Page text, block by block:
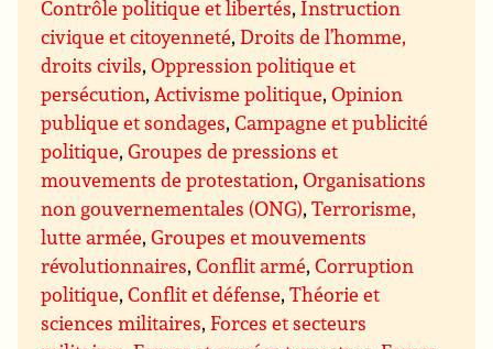
Contrôle politique et libertés, Instruction
civique et citoyenneté,Droits de l’homme,
droits civils,Oppression politique et
persécution,Activisme politique,Opinion
publique et sondages,Campagne et publicité
politique,Groupes de pressions et
mouvements de protestation,Organisations
non gouvernementales (ONG),Terrorisme,
lutte armée,Groupes et mouvements
révolutionnaires,Conflit armé,Corruption
politique,Conflit et défense,Théorie et
sciences militaires,Forces et secteurs